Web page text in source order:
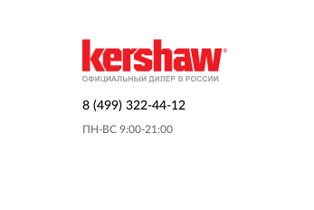
8 (499) 322-44-12
ПН-ВС 9:00-21:00